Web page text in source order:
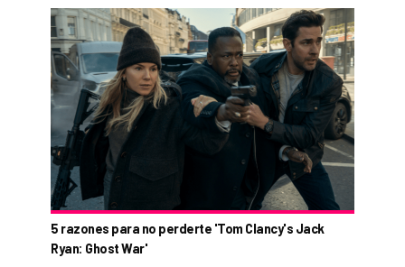
5 razones para no perderte 'Tom Clancy's Jack
Ryan: Ghost War'